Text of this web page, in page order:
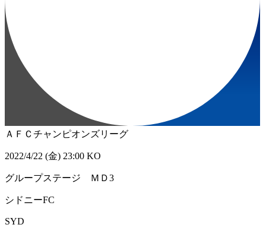
ＡＦＣチャンピオンズリーグ
2022/4/22 (金) 23:00 KO
グループステージ ＭＤ3
シドニーFC
SYD